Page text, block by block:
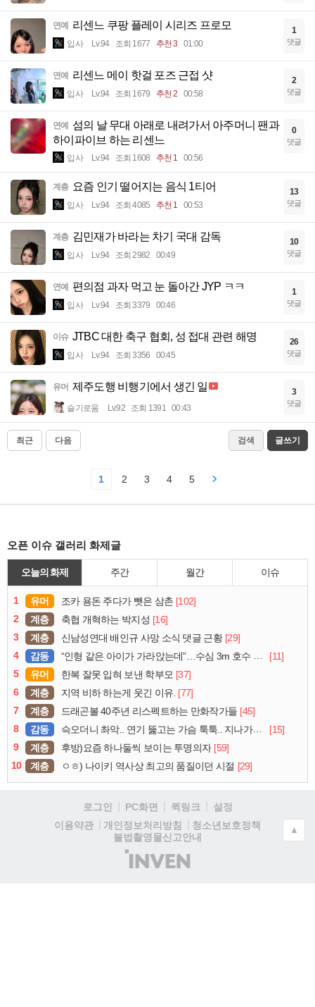
연예 리센느 쿠팡 플레이 시리즈 프로모
입사 Lv.94 조회 1677 추천 3 01:00
1
댓글
연예 리센느 메이 핫걸 포즈 근접 샷
입사 Lv.94 조회 1679 추천 2 00:58
2
댓글
연예
섬의 날 무대 아래로 내려가서 아주머니 팬과
하이파이브 하는 리센느
입사 Lv.94 조회 1608 추천 1 00:56
0
댓글
계층 요즘 인기 떨어지는 음식 1티어
입사 Lv.94 조회 4085 추천 1 00:53
13
댓글
계층 김민재가 바라는 차기 국대 감독
입사 Lv.94 조회 2982 00:49
10
댓글
연예 편의점 과자 먹고 눈 돌아간 JYP ㅋㅋ
입사 Lv.94 조회 3379 00:46
1
댓글
이슈 JTBC 대한 축구 협회, 성 접대 관련 해명
입사 Lv.94 조회 3356 00:45
26
댓글
유머 제주도행 비행기에서 생긴 일
슬기로움 Lv.92 조회 1391 00:43
3
댓글
최근 다음 검색 글쓰기
1 2 3 4 5
오픈 이슈 갤러리 화제글
오늘의 화제 주간 월간 이슈
1 유머 조카 용돈 주다가 뺏은 삼촌 [102]
2
계층 축협 개혁하는 박지성 [16]
3
계층 신남성연대 배인규 사망 소식 댓글 근황 [29]
4
감동 “인형 같은 아이가 가라앉는데”…수심 3m 호수 뛰어든 60대 의인
[11]
5
유머 한복 잘못 입혀 보낸 학부모 [37]
6
계층 지역 비하 하는게 웃긴 이유. [77]
7
계층 드래곤볼 40주년 리스펙트하는 만화작가들 [45]
8
감동 슥오더니 촤악.. 연기 뚫고는 가슴 툭툭.. 지나가던 아재의 정체
[15]
9
계층 후방)요즘 하나둘씩 보이는 투명의자 [59]
10
계층 ㅇㅎ) 나이키 역사상 최고의 품질이던 시절 [29]
로그인 PC화면 퀵링크
설정
이용약관
개인정보처리방침
청소년보호정책
불법촬영물신고안내
(주)
인
▲